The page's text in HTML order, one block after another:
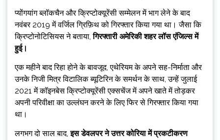
प्योंगयांग ब्लॉकचैन और क्रिप्टोक्यूरेंसी सम्मेलन में भाग लेने के बाद
नवंबर 2019 में वर्जिल ग्रिफ़िथ को गिरफ्तार किया गया था। जैसा कि
क्रिप्टोनोटिसियस ने बताया,गिरफ्तारी अमेरिकी शहर लॉस एंजिल्स में
हुई।
एक महीने बाद रिहा होने के बावजूद, एथेरियम के अपने सह-निर्माता और
उनके निजी मित्र विटालिक ब्यूटिरिन के समर्थन के साथ, उन्हें जुलाई
2021 में कॉइनबेस क्रिप्टोक्यूरेंसी एक्सचेंज में अपने खाते में तोड़कर
अपनी परिवीक्षा का उल्लंघन करने के लिए फिर से गिरफ्तार किया गया
था।
लगभग दो साल बाद, इस डेवलपर ने उत्तर कोरिया में प्रकटीकरण